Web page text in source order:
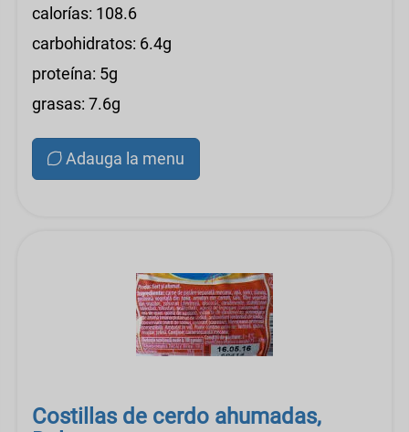
calorías: 108.6
carbohidratos: 6.4g
proteína: 5g
grasas: 7.6g
Adauga la menu
Costillas de cerdo ahumadas,